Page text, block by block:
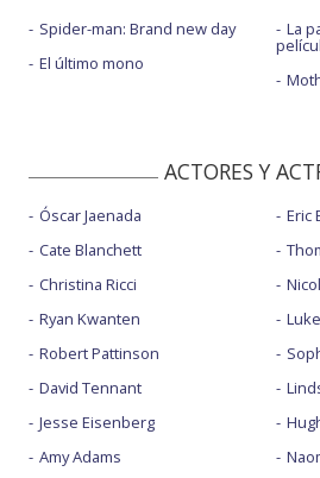
Spider-man: Brand new day
El último mono
La
ACTORES Y
Óscar Jaenada
Cate Blanchett
Christina Ricci
Ryan Kwanten
Robert Pattinson
David Tennant
Jesse Eisenberg
Amy Adams
Eric